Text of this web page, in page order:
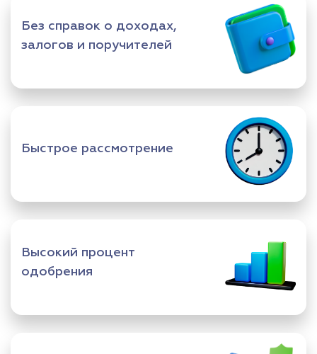
Без справок о доходах,
залогов и поручителей
Быстрое рассмотрение
Высокий процент
одобрения